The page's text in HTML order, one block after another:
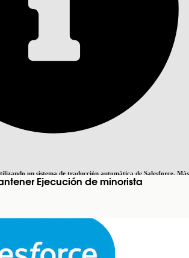
un sistema de traducción automática de Salesforce. Más
a inglés Ahora no
Ejecución de minorista
Buscar